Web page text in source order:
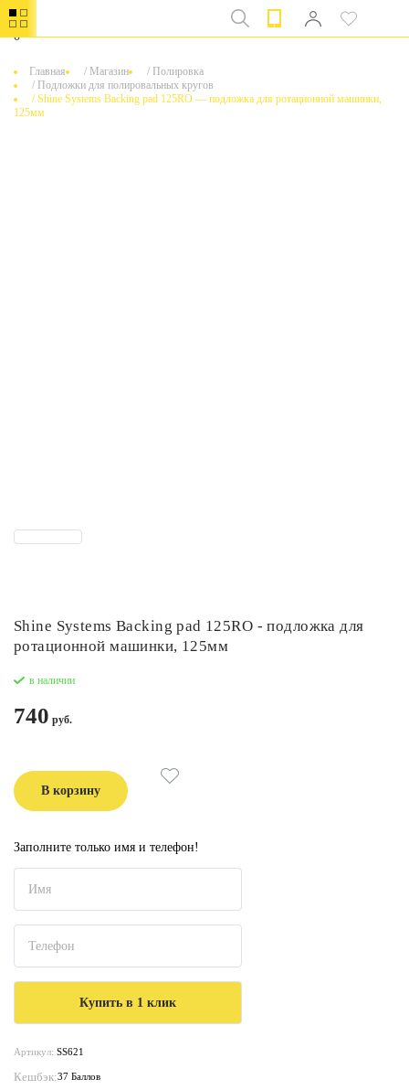
0
Главная / Магазин / Полировка
/ Подложки для полировальных кругов
/Shine Systems Backing pad 125RO — подложка для ротационной машинки,
125мм
Shine Systems Backing pad 125RO - подложка для
ротационной машинки, 125мм
в наличии
740
В корзину
Заполните только имя и телефон!
Артикул: SS621
Кешбэк:37 Баллов